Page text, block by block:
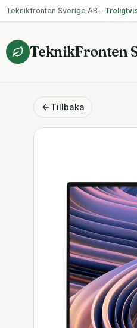
Teknikfronten Sverige AB –
Tillbaka